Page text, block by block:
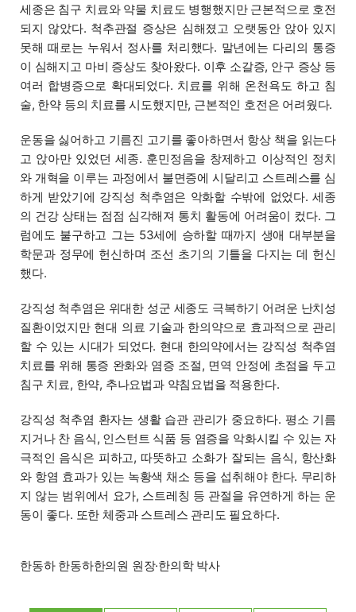
세종은 침구 치료와 약물 치료도 병행했지만 근본적으로 호전
되지 않았다. 척추관절 증상은 심해졌고 오랫동안 앉아 있지
못해 때로는 누워서 정사를 처리했다. 말년에는 다리의 통증
이 심해지고 마비 증상도 찾아왔다. 이후 소갈증, 안구 증상 등
여러 합병증으로 확대되었다. 치료를 위해 온천욕도 하고 침
술, 한약 등의 치료를 시도했지만, 근본적인 호전은 어려웠다.
운동을 싫어하고 기름진 고기를 좋아하면서 항상 책을 읽는다
고 앉아만 있었던 세종. 훈민정음을 창제하고 이상적인 정치
와 개혁을 이루는 과정에서 불면증에 시달리고 스트레스를 심
하게 받았기에 강직성 척추염은 악화할 수밖에 없었다. 세종
의 건강 상태는 점점 심각해져 통치 활동에 어려움이 컸다. 그
럼에도 불구하고 그는 53세에 승하할 때까지 생애 대부분을
학문과 정무에 헌신하며 조선 초기의 기틀을 다지는 데 헌신
했다.
강직성 척추염은 위대한 성군 세종도 극복하기 어려운 난치성
질환이었지만 현대 의료 기술과 한의약으로 효과적으로 관리
할 수 있는 시대가 되었다. 현대 한의약에서는 강직성 척추염
치료를 위해 통증 완화와 염증 조절, 면역 안정에 초점을 두고
침구 치료, 한약, 추나요법과 약침요법을 적용한다.
강직성 척추염 환자는 생활 습관 관리가 중요하다. 평소 기름
지거나 찬 음식, 인스턴트 식품 등 염증을 악화시킬 수 있는 자
극적인 음식은 피하고, 따뜻하고 소화가 잘되는 음식, 항산화
와 항염 효과가 있는 녹황색 채소 등을 섭취해야 한다. 무리하
지 않는 범위에서 요가, 스트레칭 등 관절을 유연하게 하는 운
동이 좋다. 또한 체중과 스트레스 관리도 필요하다.
한동하한동하한의원 원장·한의학 박사